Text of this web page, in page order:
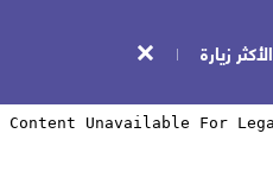
الأكثر زيارة